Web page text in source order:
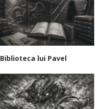
Biblioteca lui Pavel